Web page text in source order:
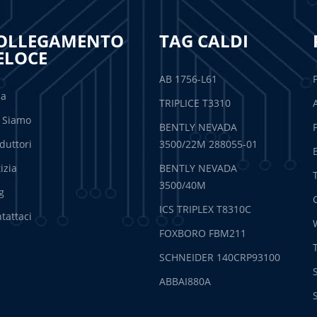
TAG CALDI
AB 1756-L61
TRIPLICE T3310
BENTLY NEVADA
3500/22M 288055-01
BENTLY NEVADA
3500/40M
ICS TRIPLEX T8310C
FOXBORO FBM211
SCHNEIDER 140CRP93100
ABBAI880A